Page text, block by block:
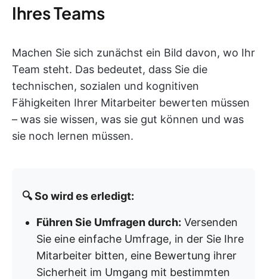
Ihres Teams
Machen Sie sich zunächst ein Bild davon, wo Ihr
Team steht. Das bedeutet, dass Sie die
technischen, sozialen und kognitiven
Fähigkeiten Ihrer Mitarbeiter bewerten müssen
– was sie wissen, was sie gut können und was
sie noch lernen müssen.
🔍 So wird es erledigt:
Führen Sie Umfragen durch: Versenden
Sie eine einfache Umfrage, in der Sie Ihre
Mitarbeiter bitten, eine Bewertung ihrer
Sicherheit im Umgang mit bestimmten